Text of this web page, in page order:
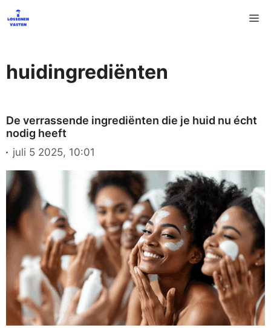
naar
huidingrediënten
De verrassende ingrediënten die je huid nu écht
nodig heeft
juli 5 2025, 10:01